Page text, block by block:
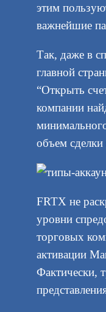
этим
важнейшие
Так, даже в
главной
“Открыть
компании
объем сделки
FRTX не
уровни
торговых
активации
Фактически,